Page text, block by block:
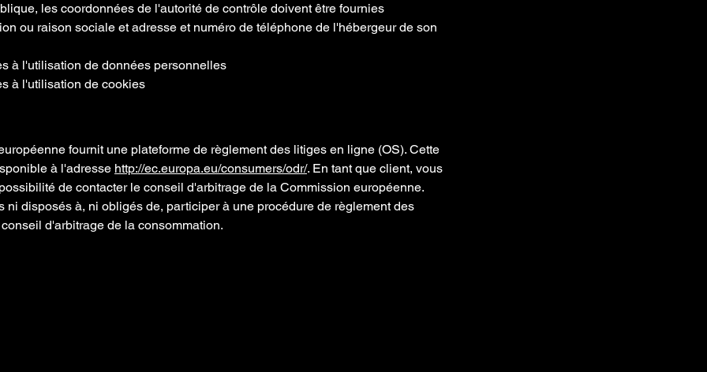
les coordonnées de l'autorité de contrôle doivent être fournies
ou raison sociale et adresse et numéro de téléphone de l'hébergeur de son
à l'utilisation de données personnelles
à l'utilisation de cookies
fournit une plateforme de règlement des litiges en ligne (OS). Cette
à l'adresse http://ec.europa.eu/consumers/odr/. En tant que client, vous
de contacter le conseil d'arbitrage de la Commission européenne.
ni disposés à, ni obligés de, participer à une procédure de règlement des
d'arbitrage de la consommation.